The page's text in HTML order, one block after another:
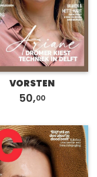
VORSTEN
50,00